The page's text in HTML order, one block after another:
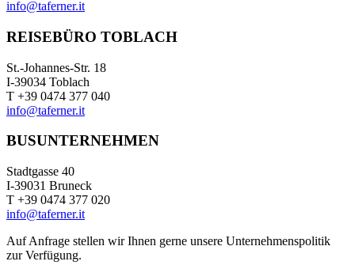
info@taferner.it
REISEBÜRO TOBLACH
St.-Johannes-Str. 18
I-39034 Toblach
T +39 0474 377 040
info@taferner.it
BUSUNTERNEHMEN
Stadtgasse 40
I-39031 Bruneck
T +39 0474 377 020
info@taferner.it
Auf Anfrage stellen wir Ihnen gerne unsere Unternehmenspolitik
zur Verfügung.